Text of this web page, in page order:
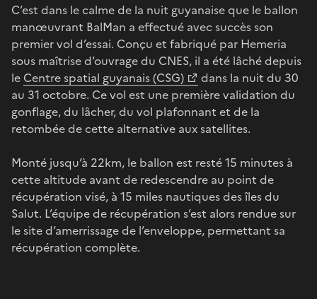
C’est dans le calme de la nuit guyanaise que le ballon
manœuvrant BalMan a effectué avec succès son
premier vol d’essai. Conçu et fabriqué par Hemeria
sous maîtrise d’ouvrage du CNES, il a été lâché depuis
le Centre spatial guyanais (CSG)
dans la nuit du 30
au 31 octobre. Ce vol est une première validation du
gonflage, du lâcher, du vol plafonnant et de la
retombée de cette alternative aux satellites.
Monté jusqu’à 22km, le ballon est resté 15 minutes à
cette altitude avant de redescendre au point de
récupération visé, à 15 miles nautiques des îles du
Salut. L’équipe de récupération s’est alors rendue sur
le site d’amerrissage de l’enveloppe, permettant sa
récupération complète.